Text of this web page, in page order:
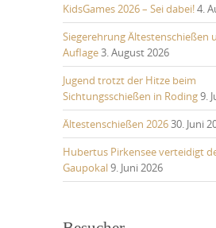
KidsGames 2026 – Sei dabei!4.
Siegerehrung Ältestenschießen
Auflage3. August 2026
Jugend trotzt der Hitze beim
Sichtungsschießen in Roding9.
Ältestenschießen 202630. Juni
Hubertus Pirkensee verteidigt
Gaupokal9. Juni 2026